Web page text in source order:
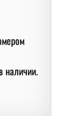
наличии.